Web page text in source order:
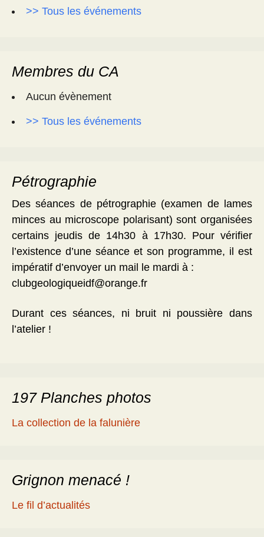
>> Tous les événements
Membres du CA
Aucun évènement
>> Tous les événements
Pétrographie
Des séances de pétrographie (examen de lames
minces au microscope polarisant) sont organisées
certains jeudis de 14h30 à 17h30. Pour vérifier
l’existence d’une séance et son programme, il est
impératif d’envoyer un mail le mardi à :
clubgeologiqueidf@orange.fr
Durant ces séances, ni bruit ni poussière dans
l’atelier !
197 Planches photos
La collection de la falunière
Grignon menacé !
Le fil d’actualités